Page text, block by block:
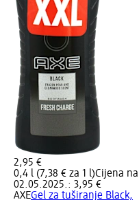
2,95 €
0,4 l (7,38 € za 1 l)Cijena na
02.05.2025.: 3,95 €
AXEGel za tuširanje Black,